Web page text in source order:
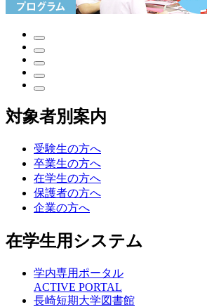
対象者別案内
受験生の方へ
卒業生の方へ
在学生の方へ
保護者の方へ
企業の方へ
在学生用システム
学内専用ポータル
ACTIVE PORTAL
長崎短期大学図書館